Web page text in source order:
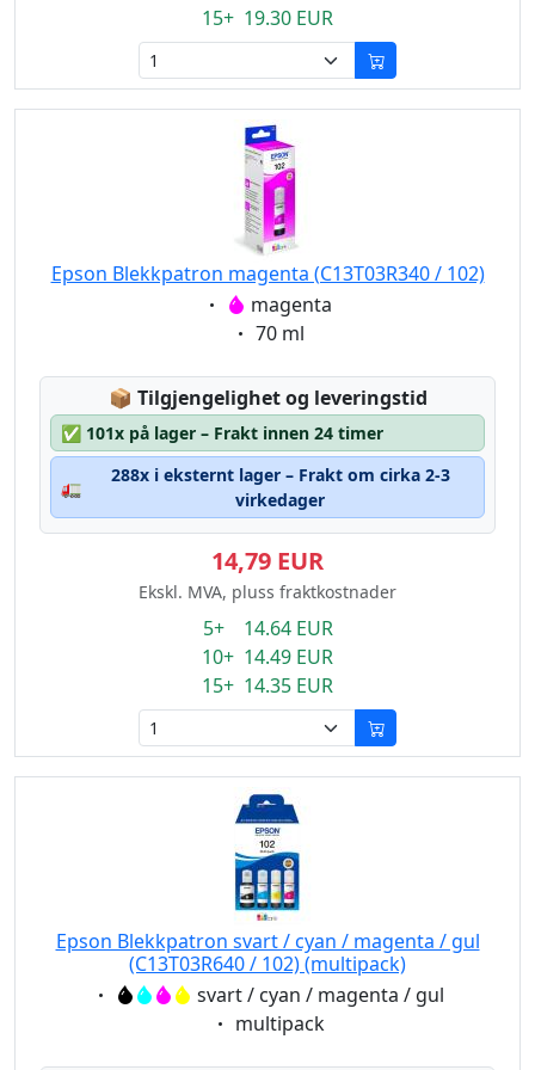
15+ 19.30 EUR
Epson Blekkpatron magenta (C13T03R340 / 102)
Eigenschaft:
magenta
Eigenschaft:
70 ml
📦 Lagerstatus:
Tilgjengelighet og leveringstid
✅ 101x på lager – Frakt innen 24 timer
🚛
288x i eksternt lager – Frakt om cirka 2-3
virkedager
14,79 EUR
Ekskl. MVA, pluss fraktkostnader
5+ 14.64 EUR
10+ 14.49 EUR
15+ 14.35 EUR
Epson Blekkpatron svart / cyan / magenta / gul
(C13T03R640 / 102) (multipack)
Eigenschaft:svart / cyan / magenta / gul
Eigenschaft:
multipack